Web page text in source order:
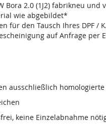
Bora 2.0 (1J2) fabrikneu und
wie abgebildet*
für den Tausch Ihres DPF /
auf Anfrage per
ausschließlich
keine Einzelabnahme